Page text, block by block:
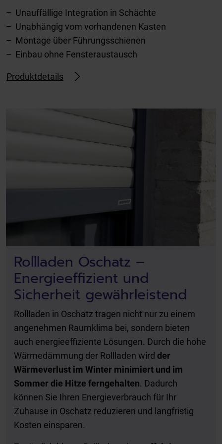
Unauffällige Integration in Schächte
Unabhängig vom vorhandenen Kasten
Montage über Führungsschienen
Einbau ohne Fensteraustausch
Produktdetails
Rollladen Oschatz –
Energieeffizient und
Sicherheit gewährleistend
Rollladen in Oschatz tragen nicht nur zu einem
angenehmen Raumklima bei, sondern bieten
auch energieeffiziente Lösungen. Durch die hohe
Wärmedämmung der Rollladen wird der
Wärmeverlust im Winter minimiert und im
Sommer die Hitze ferngehalten. Dadurch
können Sie Ihren Energieverbrauch für Ihr
Zuhause in Oschatz reduzieren und langfristig
Kosten einsparen.